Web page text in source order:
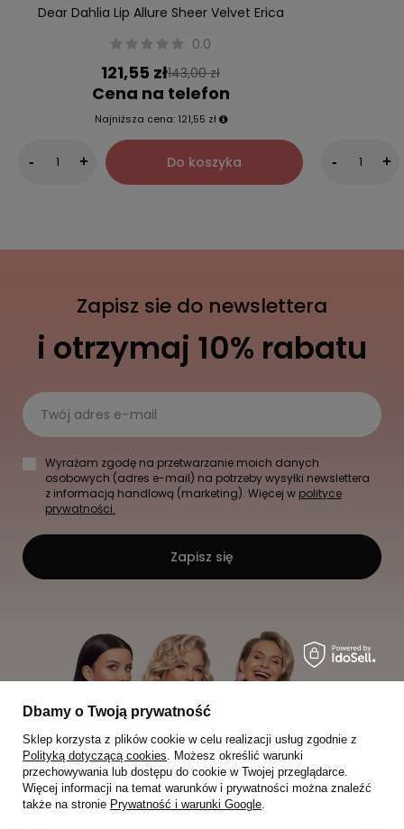
Dear Dahlia Lip Allure Sheer Velvet Erica
0.0
121,55 zł143,00 zł
Cena na telefon
Najniższa cena: 121,55 zł
- + Do koszyka - +
Zapisz sie do newslettera
i otrzymaj 10% rabatu
Twój adres e-mail
Wyrażam zgodę na przetwarzanie moich danych
osobowych (adres e-mail) na potrzeby wysyłki newslettera
z informacją handlową (marketing). Więcej w polityce
prywatności.
Zapisz się
Dbamy o Twoją prywatność
Sklep korzysta z plików cookie w celu realizacji usług zgodnie z
Polityką dotyczącą cookies. Możesz określić warunki
przechowywania lub dostępu do cookie w Twojej przeglądarce.
Więcej informacji na temat warunków i prywatności można znaleźć
także na stronie Prywatność i warunki Google.